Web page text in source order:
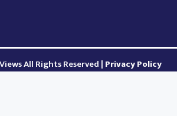
All Rights Reserved | Privacy Policy